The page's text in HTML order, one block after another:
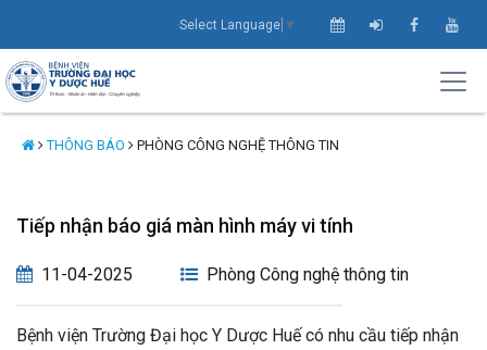
Select Language ▼
THÔNG BÁO PHÒNG CÔNG NGHỆ THÔNG TIN
Tiếp nhận báo giá màn hình máy vi tính
11-04-2025 Phòng Công nghệ thông tin
Bệnh viện Trường Đại học Y Dược Huế có nhu cầu tiếp nhận